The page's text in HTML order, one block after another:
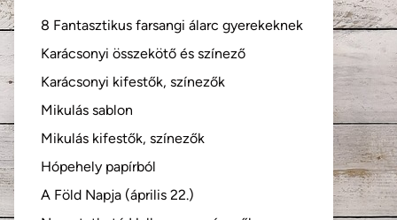
8 Fantasztikus farsangi álarc gyerekeknek
Karácsonyi összekötő és színező
Karácsonyi kifestők, színezők
Mikulás sablon
Mikulás kifestők, színezők
Hópehely papírból
A Föld Napja (április 22.)